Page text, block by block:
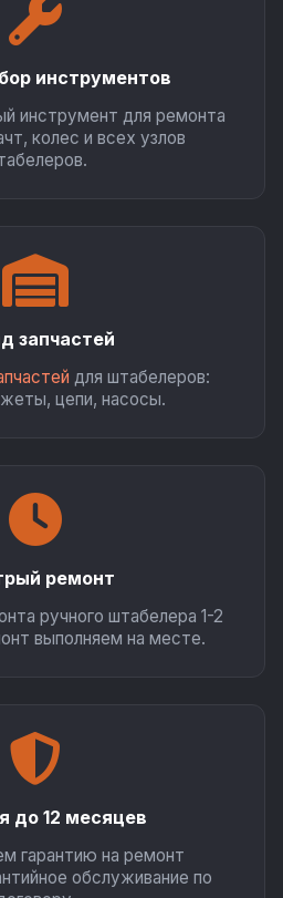
инструментов
инструмент для ремонта
колес и всех узлов
запчастей
для штабелеров:
цепи, насосы.
ремонт
ручного штабелера 1-2
выполняем на месте.
до 12 месяцев
гарантию на ремонт
обслуживание по